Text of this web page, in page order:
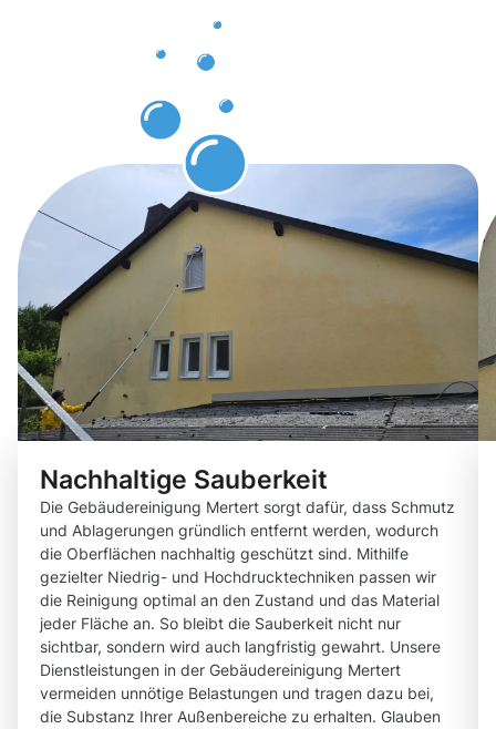
Nachhaltige Sauberkeit
Die Gebäudereinigung Mertert sorgt dafür, dass Schmutz
und Ablagerungen gründlich entfernt werden, wodurch
die Oberflächen nachhaltig geschützt sind. Mithilfe
gezielter Niedrig- und Hochdrucktechniken passen wir
die Reinigung optimal an den Zustand und das Material
jeder Fläche an. So bleibt die Sauberkeit nicht nur
sichtbar, sondern wird auch langfristig gewahrt. Unsere
Dienstleistungen in der Gebäudereinigung Mertert
vermeiden unnötige Belastungen und tragen dazu bei,
die Substanz Ihrer Außenbereiche zu erhalten. Glauben